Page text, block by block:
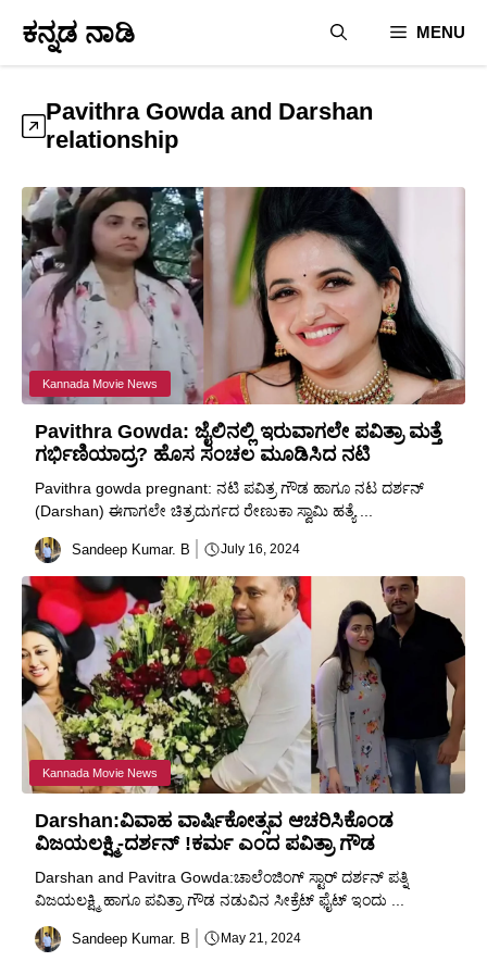
content
ಕನ್ನಡ ನಾಡಿ MENU
Pavithra Gowda and Darshan
relationship
Kannada Movie News
Pavithra Gowda: ಜೈಲಿನಲ್ಲಿ ಇರುವಾಗಲೇ ಪವಿತ್ರಾ ಮತ್ತೆ
ಗರ್ಭಿಣಿಯಾದ್ರ? ಹೊಸ ಸಂಚಲ ಮೂಡಿಸಿದ ನಟಿ
Pavithra gowda pregnant: ನಟಿ ಪವಿತ್ರ ಗೌಡ ಹಾಗೂ ನಟ ದರ್ಶನ್
(Darshan) ಈಗಾಗಲೇ ಚಿತ್ರದುರ್ಗದ ರೇಣುಕಾ ಸ್ವಾಮಿ ಹತ್ಯೆ ...
Sandeep Kumar. B July 16, 2024
Kannada Movie News
Darshan:ವಿವಾಹ ವಾರ್ಷಿಕೋತ್ಸವ ಆಚರಿಸಿಕೊಂಡ
ವಿಜಯಲಕ್ಷ್ಮಿ-ದರ್ಶನ್ !ಕರ್ಮ ಎಂದ ಪವಿತ್ರಾ ಗೌಡ
Darshan and Pavitra Gowda:ಚಾಲೆಂಜಿಂಗ್ ಸ್ಟಾರ್ ದರ್ಶನ್ ಪತ್ನಿ
ವಿಜಯಲಕ್ಷ್ಮಿ ಹಾಗೂ ಪವಿತ್ರಾ ಗೌಡ ನಡುವಿನ ಸೀಕ್ರೆಟ್ ಫೈಟ್ ಇಂದು ...
Sandeep Kumar. B May 21, 2024